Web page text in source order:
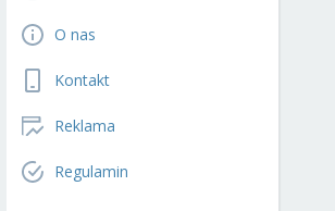
O nas
Kontakt
Reklama
Regulamin